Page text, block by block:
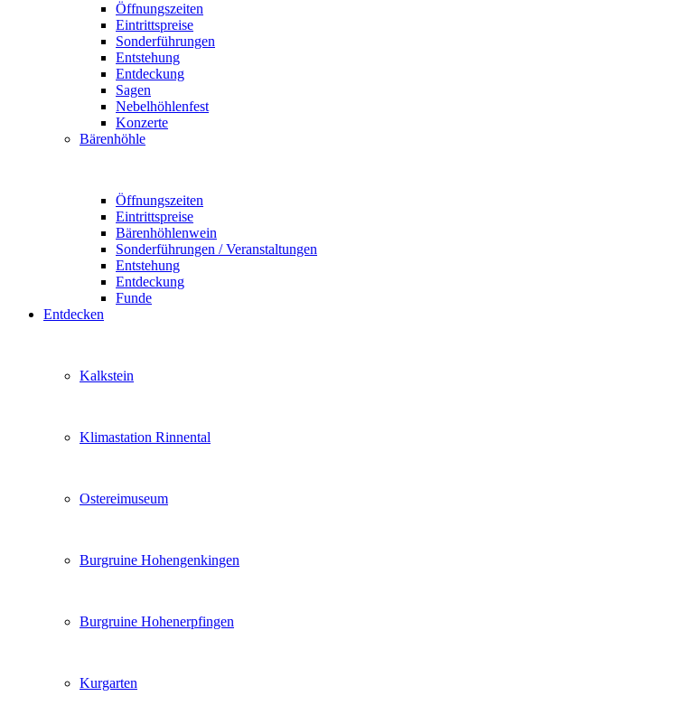
Öffnungszeiten
Eintrittspreise
Sonderführungen
Entstehung
Entdeckung
Sagen
Nebelhöhlenfest
Konzerte
Bärenhöhle
Öffnungszeiten
Eintrittspreise
Bärenhöhlenwein
Sonderführungen / Veranstaltungen
Entstehung
Entdeckung
Funde
Entdecken
Kalkstein
Klimastation Rinnental
Ostereimuseum
Burgruine Hohengenkingen
Burgruine Hohenerpfingen
Kurgarten